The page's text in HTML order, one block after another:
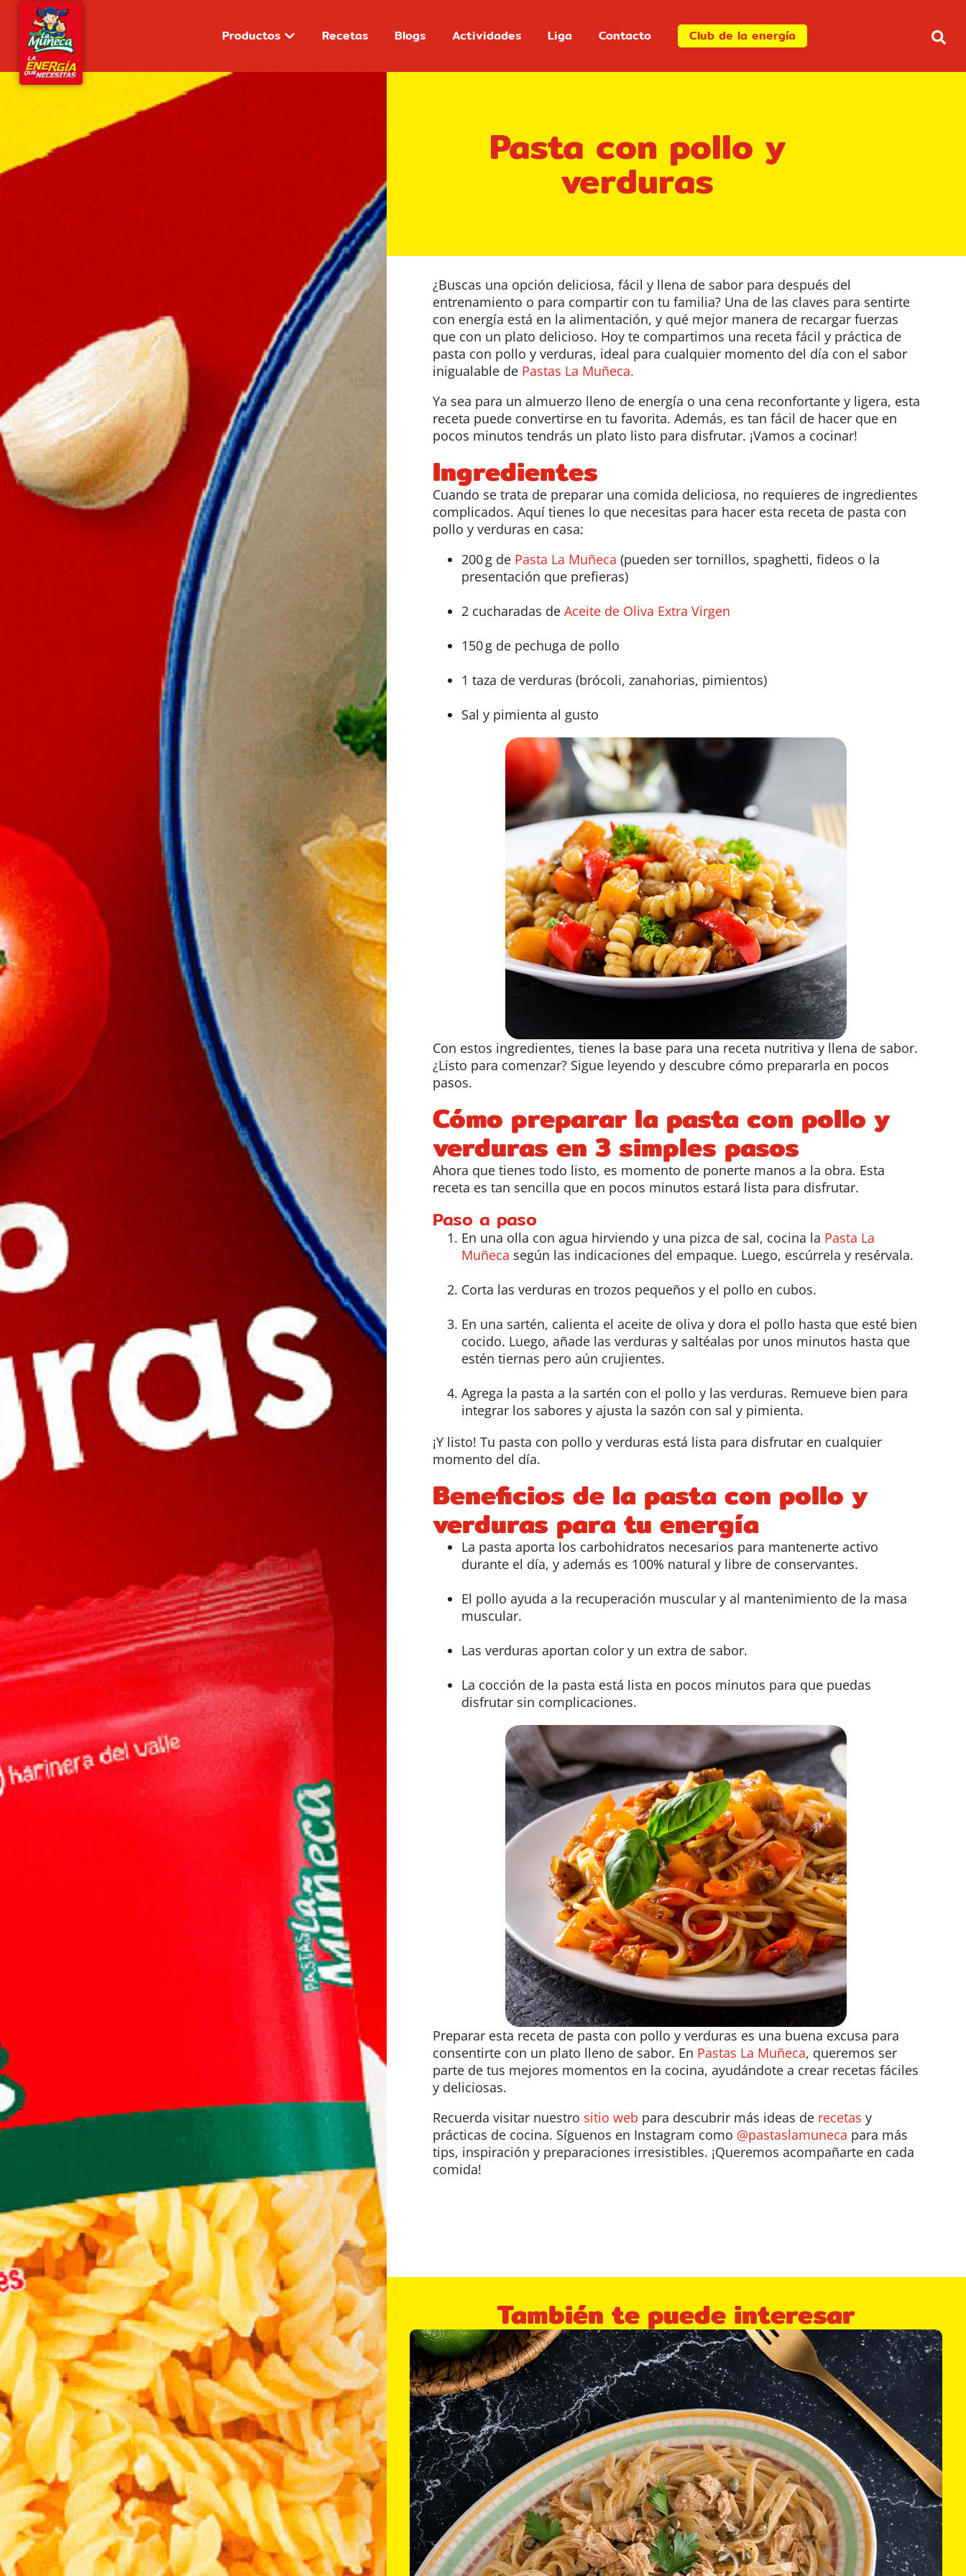
Productos Recetas Blogs Actividades Liga Contacto Club de la energía
Pasta con pollo y
verduras
¿Buscas una opción deliciosa, fácil y llena de sabor para después del
entrenamiento o para compartir con tu familia? Una de las claves para sentirte
con energía está en la alimentación, y qué mejor manera de recargar fuerzas
que con un plato delicioso. Hoy te compartimos una receta fácil y práctica de
pasta con pollo y verduras, ideal para cualquier momento del día con el sabor
inigualable de Pastas La Muñeca.
Ya sea para un almuerzo lleno de energía o una cena reconfortante y ligera, esta
receta puede convertirse en tu favorita. Además, es tan fácil de hacer que en
pocos minutos tendrás un plato listo para disfrutar. ¡Vamos a cocinar!
Ingredientes
Cuando se trata de preparar una comida deliciosa, no requieres de ingredientes
complicados. Aquí tienes lo que necesitas para hacer esta receta de pasta con
pollo y verduras en casa:
200 g de Pasta La Muñeca (pueden ser tornillos, spaghetti, fideos o la
presentación que prefieras)
2 cucharadas de Aceite de Oliva Extra Virgen
150 g de pechuga de pollo
1 taza de verduras (brócoli, zanahorias, pimientos)
Sal y pimienta al gusto
Con estos ingredientes, tienes la base para una receta nutritiva y llena de sabor.
¿Listo para comenzar? Sigue leyendo y descubre cómo prepararla en pocos
pasos.
Cómo preparar la pasta con pollo y
verduras en 3 simples pasos
Ahora que tienes todo listo, es momento de ponertemanos a la obra. Esta
receta es tan sencilla que en pocos minutos estará lista para disfrutar.
Paso a paso
En una olla con agua hirviendo y una pizca de sal, cocina la Pasta La
Muñeca según las indicaciones del empaque. Luego, escúrrela y resérvala.
Corta las verduras en trozos pequeños y el pollo en cubos.
En una sartén, calienta el aceite de oliva y dora el pollo hasta que esté bien
cocido. Luego, añade las verduras y saltéalas por unos minutos hasta que
estén tiernas pero aún crujientes.
Agrega la pasta a la sartén con el pollo y las verduras. Remueve bien para
integrar los sabores y ajusta la sazón con sal y pimienta.
¡Y listo! Tu pasta con pollo y verduras está lista para disfrutar en cualquier
momento del día.
Beneficios de la pasta con pollo y
verduras para tu energía
La pasta aporta los carbohidratos necesarios para mantenerte activo
durante el día, y además es 100% natural y libre de conservantes.
El pollo ayuda a la recuperación muscular y al mantenimiento de la masa
muscular.
Las verduras aportan color y un extra de sabor.
La cocción de la pasta está lista en pocos minutos para que puedas
disfrutar sin complicaciones.
Preparar esta receta de pasta con pollo y verduras es una buena excusa para
consentirte con un plato lleno de sabor. En Pastas La Muñeca, queremos ser
parte de tus mejores momentos en la cocina, ayudándote a crear recetas fáciles
y deliciosas.
Recuerda visitar nuestro sitio web para descubrir más ideas de recetas y
prácticas de cocina. Síguenos en Instagram como @pastaslamuneca para más
tips, inspiración y preparaciones irresistibles. ¡Queremos acompañarte en cada
comida!
También te puede interesar